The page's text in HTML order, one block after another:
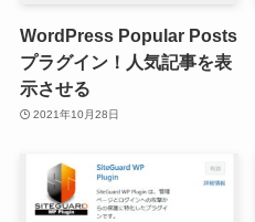
WordPress Popular Posts
プラグイン！人気記事を表
示させる
2021年10月28日